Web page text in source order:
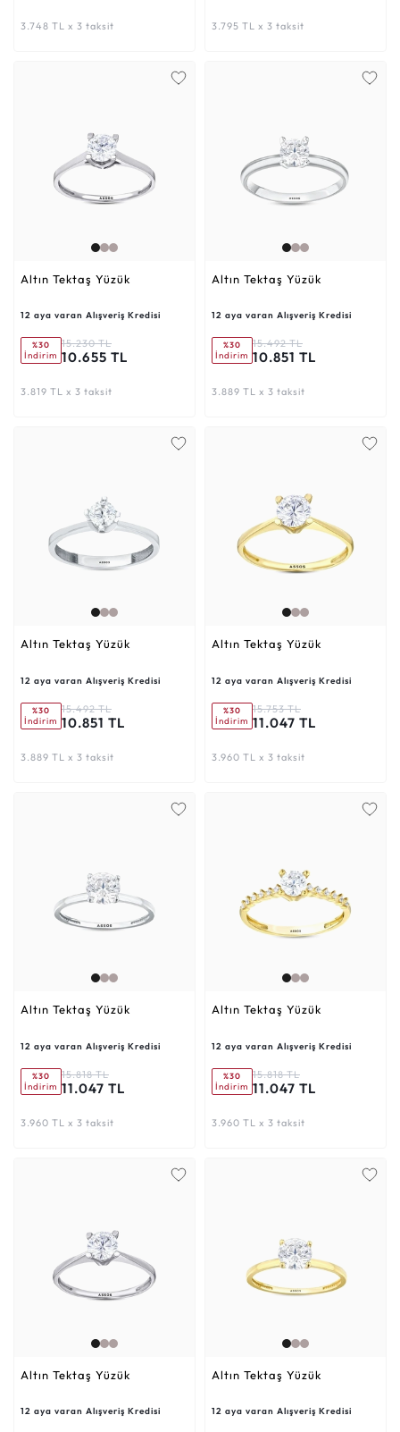
3.748 TL x 3 taksit 3.795 TL x 3 taksit
Altın Tektaş Yüzük
12 aya varan Alışveriş Kredisi
%30
İndirim
15.230 TL
10.655 TL
3.819 TL x 3 taksit
Altın Tektaş Yüzük
12 aya varan Alışveriş Kredisi
%30
İndirim
15.492 TL
10.851 TL
3.889 TL x 3 taksit
Altın Tektaş Yüzük
12 aya varan Alışveriş Kredisi
%30
İndirim
15.492 TL
10.851 TL
3.889 TL x 3 taksit
Altın Tektaş Yüzük
12 aya varan Alışveriş Kredisi
%30
İndirim
15.753 TL
11.047 TL
3.960 TL x 3 taksit
Altın Tektaş Yüzük
12 aya varan Alışveriş Kredisi
%30
İndirim
15.818 TL
11.047 TL
3.960 TL x 3 taksit
Altın Tektaş Yüzük
12 aya varan Alışveriş Kredisi
%30
İndirim
15.818 TL
11.047 TL
3.960 TL x 3 taksit
Altın Tektaş Yüzük
12 aya varan Alışveriş Kredisi
Altın Tektaş Yüzük
12 aya varan Alışveriş Kredisi